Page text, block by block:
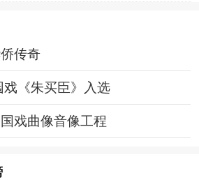
传奇
《朱买臣》入选
戏曲像音像工程